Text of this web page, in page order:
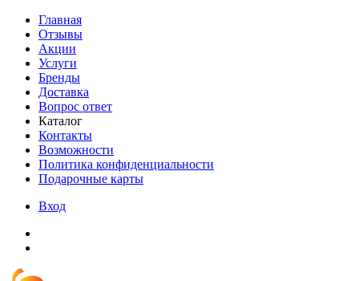
Главная
Отзывы
Акции
Услуги
Бренды
Доставка
Вопрос ответ
Каталог
Контакты
Возможности
Политика конфиденциальности
Подарочные карты
Вход